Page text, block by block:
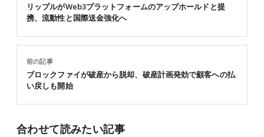
前の記事
ブロックファイが破産から脱却、破産計画発効で顧客への払
い戻しも開始
リップルがWeb3プラットフォームのアップホールドと提
携、流動性と国際送金強化へ
合わせて読みたい記事